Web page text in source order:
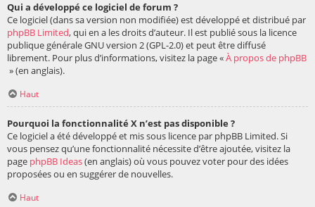
Qui a développé ce logiciel de forum ?
Ce logiciel (dans sa version non modifiée) est développé et distribué par
phpBB Limited, qui en a les droits d’auteur. Il est publié sous la licence
publique générale GNU version 2 (GPL-2.0) et peut être diffusé
librement. Pour plus d’informations, visitez la page «À propos de phpBB
» (en anglais).
Haut
Pourquoi la fonctionnalité X n’est pas disponible ?
Ce logiciel a été développé et mis sous licence par phpBB Limited. Si
vous pensez qu’une fonctionnalité nécessite d’être ajoutée, visitez la
page phpBB Ideas(en anglais) où vous pouvez voter pour des idées
proposées ou en suggérer de nouvelles.
Haut